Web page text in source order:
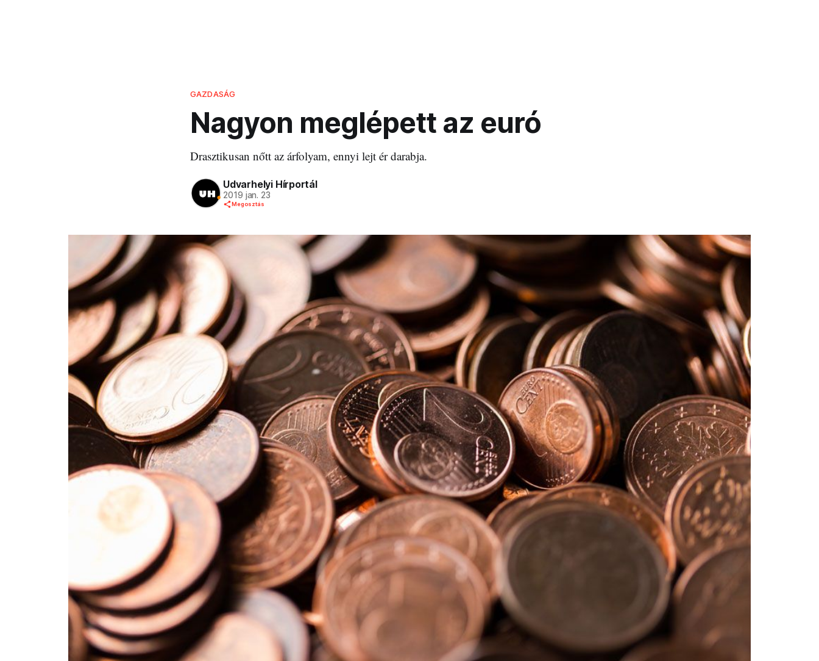
GAZDASÁG
Nagyon meglépett az euró
Drasztikusan nőtt az árfolyam, ennyi lejt ér darabja.
Udvarhelyi Hírportál
2019 jan. 23
Megosztás